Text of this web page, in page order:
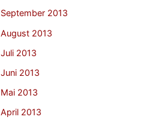
September 2013
August 2013
Juli 2013
Juni 2013
Mai 2013
April 2013